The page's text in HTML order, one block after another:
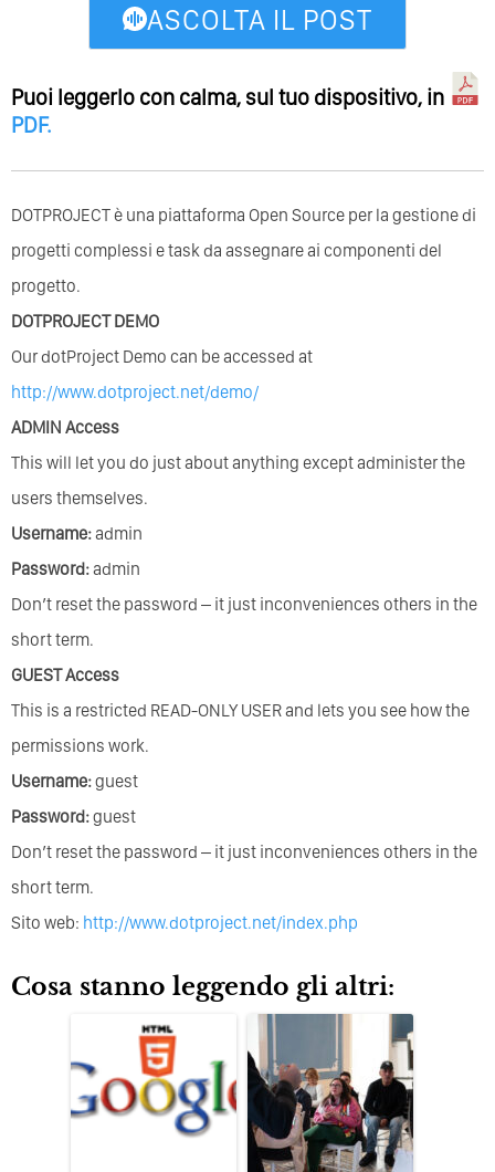
ASCOLTA IL POST
Puoi leggerlo con calma, sul tuo dispositivo, in
PDF.
DOTPROJECT è una piattaforma Open Source per la gestione di
progetti complessi e task da assegnare ai componenti del
progetto.
DOTPROJECT DEMO
Our dotProject Demo can be accessed at
http://www.dotproject.net/demo/
ADMIN Access
This will let you do just about anything except administer the
users themselves.
Username:admin
Password:admin
Don’t reset the password – it just inconveniences others in the
short term.
GUEST Access
This is a restricted READ-ONLY USER and lets you see how the
permissions work.
Username:guest
Password:guest
Don’t reset the password – it just inconveniences others in the
short term.
Sito web: http://www.dotproject.net/index.php
Cosa stanno leggendo gli altri: